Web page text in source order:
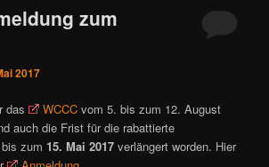
zum
2017
das WCCC vom 5. bis zum 12. August
auch die Frist für die rabattierte
zum 15. Mai 2017 verlängert worden. Hier